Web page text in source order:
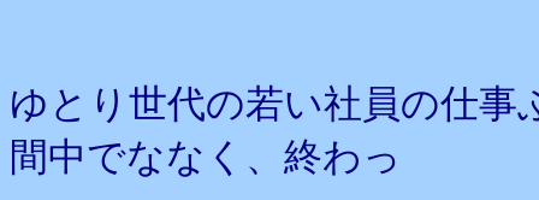
ゆとり世代の若い社員の仕
間中でななく、終わっ